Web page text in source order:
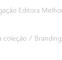
Editora
coleção /